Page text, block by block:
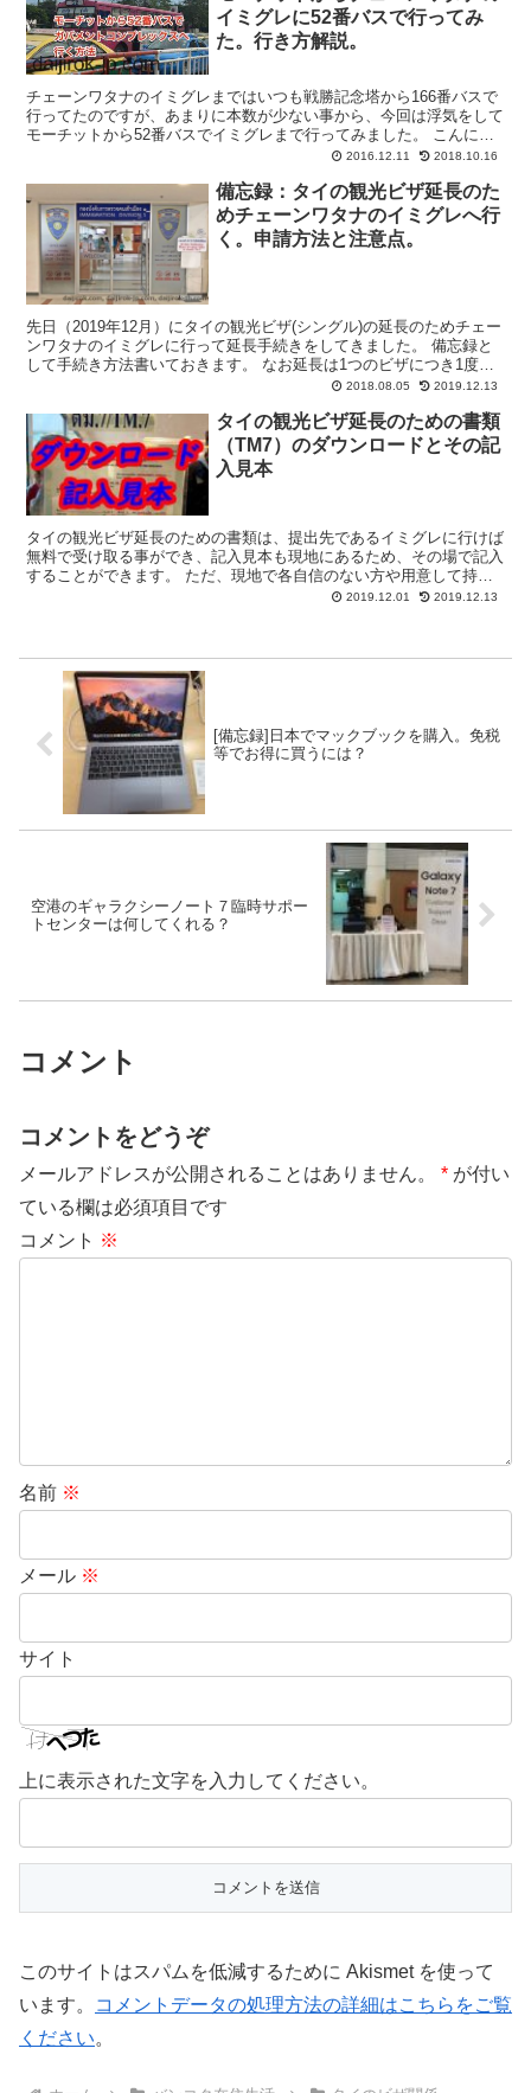
イミグレに52番バスで行ってみ
た。行き方解説。
チェーンワタナのイミグレまではいつも戦勝記念塔から166番バスで
行ってたのですが、あまりに本数が少ない事から、今回は浮気をして
モーチットから52番バスでイミグレまで行ってみました。 こんにち
2016.12.11 2018.10.16
備忘録：タイの観光ビザ延長のた
めチェーンワタナのイミグレへ行
く。申請方法と注意点。
先日（2019年12月）にタイの観光ビザ(シングル)の延長のためチェー
ンワタナのイミグレに行って延長手続きをしてきました。 備忘録と
して手続き方法書いておきます。 なお延長は1つのビザにつき1度し
かできません。要するに今回延長手続きをしてそ...
2018.08.05 2019.12.13
タイの観光ビザ延長のための書類
（TM7）のダウンロードとその記
入見本
タイの観光ビザ延長のための書類は、提出先であるイミグレに行けば
無料で受け取る事ができ、記入見本も現地にあるため、その場で記入
することができます。 ただ、現地で各自信のない方や用意して持参
したいという方もいらっしゃると思いますので、こちらにダ...
2019.12.01 2019.12.13
[備忘録]日本でマックブックを購入。免税
等でお得に買うには？
空港のギャラクシーノート７臨時サポー
トセンターは何してくれる？
コメント
コメントをどうぞ
メールアドレスが公開されることはありません。 * が付い
ている欄は必須項目です
コメント ※
名前 ※
メール ※
サイト
上に表示された文字を入力してください。
このサイトはスパムを低減するために Akismet を使って
います。
コメントデータの処理方法の詳細はこちらをご覧
ください。